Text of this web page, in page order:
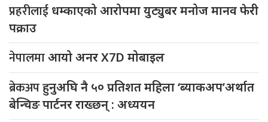
प्रहरीलाई धम्काएको आरोपमा युट्युबर मनोज मानव फेरी
पक्राउ
नेपालमाआयो अनर X7D मोबाइल
ब्रेकअपहुनुअघि नै ५० प्रतिशत महिला ‘ब्याकअप’अर्थात
बेन्चिङ पार्टनर राख्छन् : अध्ययन